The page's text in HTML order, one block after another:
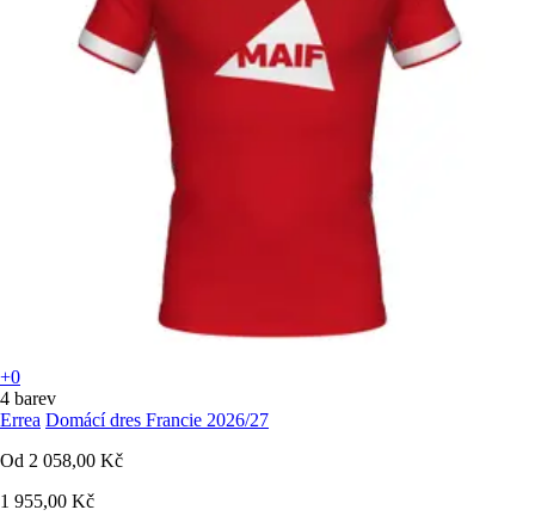
+0
4 barev
Errea Domácí dres Francie 2026/27
Od 2 058,00 Kč
1 955,00 Kč